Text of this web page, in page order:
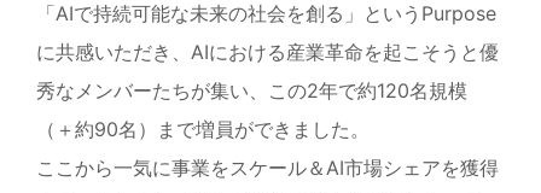
「AIで持続可能な未来の社会を創る」というPurpose
に共感いただき、AIにおける産業革命を起こそうと優
秀なメンバーたちが集い、この2年で約120名規模
（＋約90名）まで増員ができました。
ここから一気に事業をスケール＆AI市場シェアを獲得